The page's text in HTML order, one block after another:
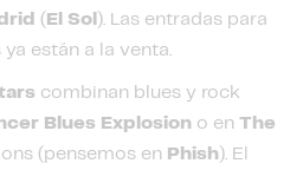
( El Sol ). Las entradas para
están a la venta.
combinan blues y rock
Blues Explosion o en The
(pensemos en Phish). El